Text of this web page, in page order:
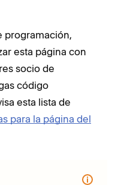
programación,
esta página con
socio de
código
esta lista de
para la página del